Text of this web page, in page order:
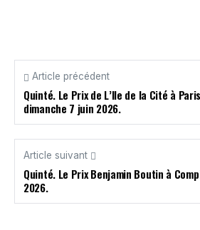
Article précédent
Quinté. Le Prix de L’Ile de la Cité à
dimanche 7 juin 2026.
Article suivant
Quinté. Le Prix Benjamin Boutin à
2026.